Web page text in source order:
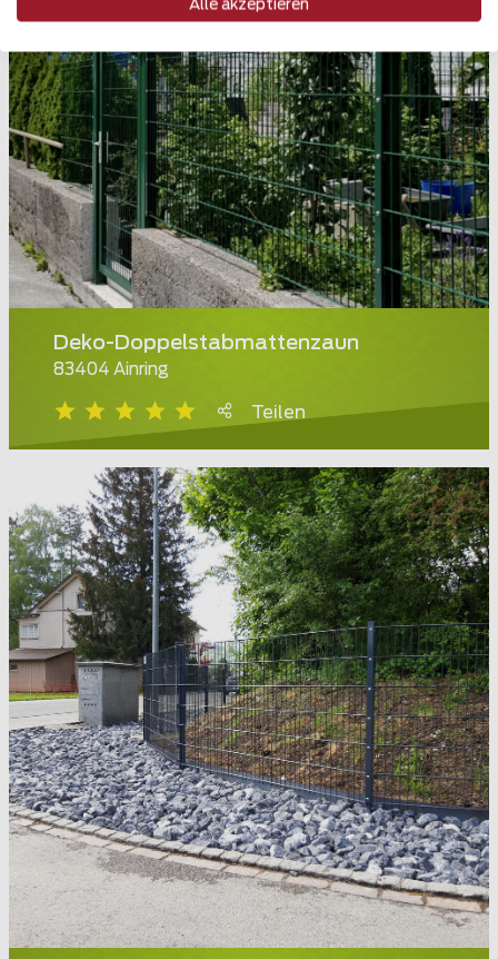
Deko-Doppelstabmattenzaun
83404 Ainring
Teilen
Alle akzeptieren